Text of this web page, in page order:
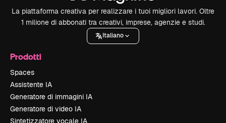
La piattaforma creativa per realizzare i tuoi migliori lavori. Oltre
1 milione di abbonati tra creativi, imprese, agenzie e studi.
Italiano
Prodotti
Spaces
Assistente IA
Generatore di immagini IA
Generatore di video IA
Sintetizzatore vocale IA